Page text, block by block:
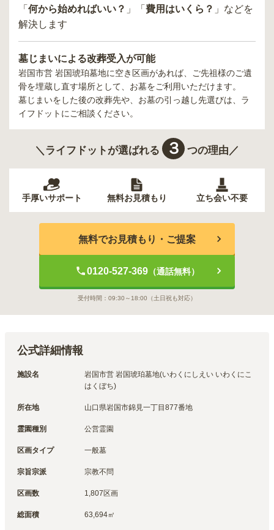
「 何から始めればいい？ 」「 費用はいくら？ 」などを
解決します
墓じまいによる改葬受入が可能
岩国市営 岩国琥珀墓地に空き区画があれば、ご先祖様のご遺
骨を埋蔵し直す場所として、お墓をご利用いただけます。
墓じまいをした後の改葬先や、お墓の引っ越し先選びは、ラ
イフドットにご相談ください。
＼ライフドットが選ばれる ３ つの理由／
手厚いサポート 無料お見積もり 立ち会い不要
無料でお見積もり・ご提案
0120-527-369（通話無料）
受付時間： 09:30～18:00 （土日祝も対応）
公式詳細情報
施設名
岩国市営 岩国琥珀墓地(いわくにしえい いわくにこ
はくぼち)
所在地 山口県岩国市錦見一丁目877番地
霊園種別 公営霊園
区画タイプ 一般墓
宗旨宗派 宗教不問
区画数 1,807区画
総面積 63,694㎡